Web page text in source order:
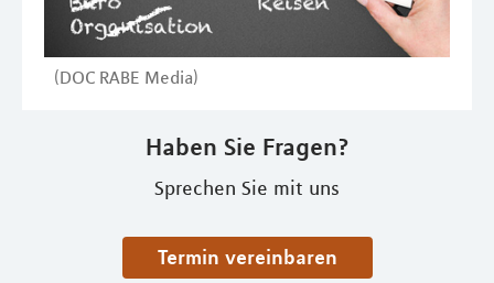
(DOC RABE Media)
Haben Sie Fragen?
Sprechen Sie mit uns
Termin vereinbaren